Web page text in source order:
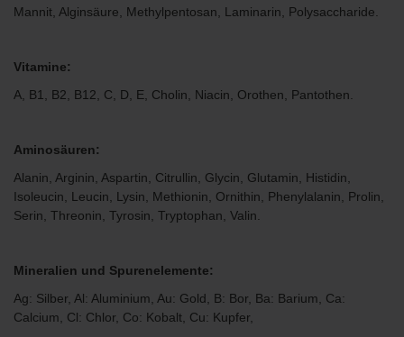
Mannit, Alginsäure, Methylpentosan, Laminarin, Polysaccharide.
Vitamine:
A, B1, B2, B12, C, D, E, Cholin, Niacin, Orothen, Pantothen.
Aminosäuren:
Alanin, Arginin, Aspartin, Citrullin, Glycin, Glutamin, Histidin,
Isoleucin, Leucin, Lysin, Methionin, Ornithin, Phenylalanin, Prolin,
Serin, Threonin, Tyrosin, Tryptophan, Valin.
Mineralien und Spurenelemente:
Ag: Silber, Al: Aluminium, Au: Gold, B: Bor, Ba: Barium, Ca:
Calcium, Cl: Chlor, Co: Kobalt, Cu: Kupfer,